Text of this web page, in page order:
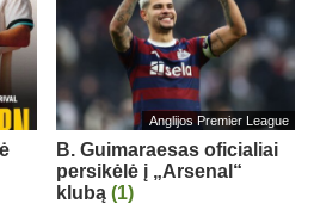
Anglijos Premier League
B. Guimaraesas oficialiai
persikėlė į „Arsenal“
klubą (1)